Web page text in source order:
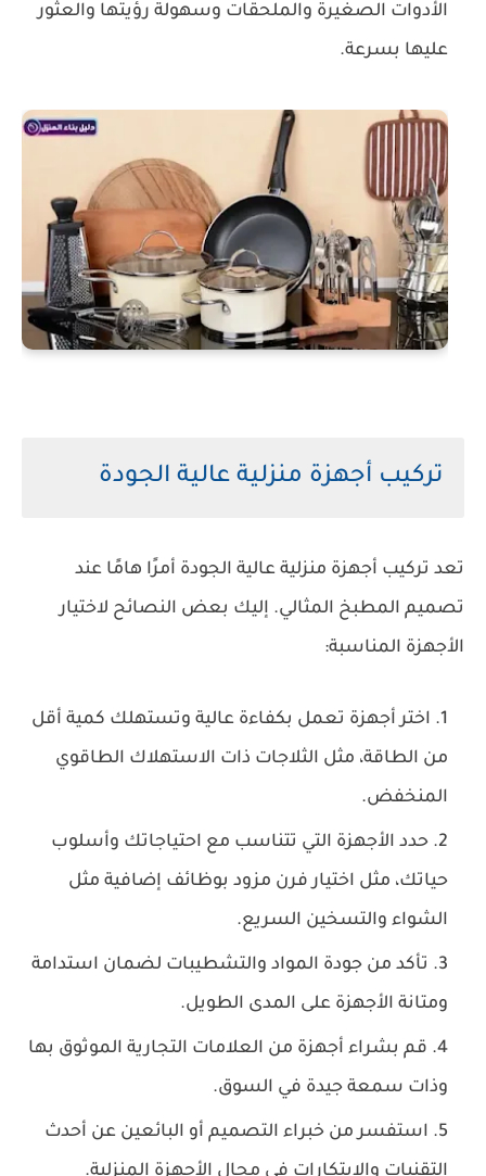
الأدوات الصغيرة والملحقات وسهولة رؤيتها والعثور
عليها بسرعة.
تركيب أجهزة منزلية عالية الجودة
تعد تركيب أجهزة منزلية عالية الجودة أمرًا هامًا عند
تصميم المطبخ المثالي. إليك بعض النصائح لاختيار
الأجهزة المناسبة:
اختر أجهزة تعمل بكفاءة عالية وتستهلك كمية أقل
من الطاقة، مثل الثلاجات ذات الاستهلاك الطاقوي
المنخفض.
حدد الأجهزة التي تتناسب مع احتياجاتك وأسلوب
حياتك، مثل اختيار فرن مزود بوظائف إضافية مثل
الشواء والتسخين السريع.
تأكد من جودة المواد والتشطيبات لضمان استدامة
ومتانة الأجهزة على المدى الطويل.
قم بشراء أجهزة من العلامات التجارية الموثوق بها
وذات سمعة جيدة في السوق.
استفسر من خبراء التصميم أو البائعين عن أحدث
التقنيات والابتكارات في مجال الأجهزة المنزلية.